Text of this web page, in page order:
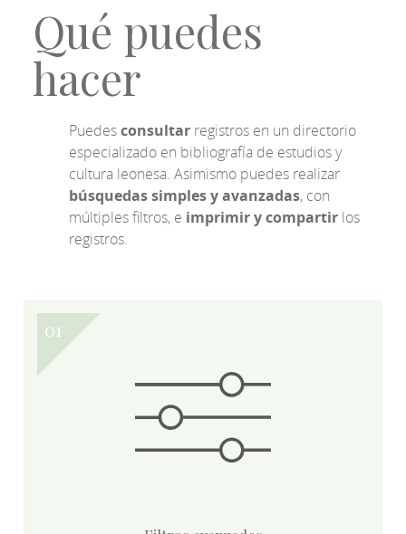
Qué puedes
hacer
Puedesconsultar registros en un directorio
especializado en bibliografía de estudios y
cultura leonesa. Asimismo puedes realizar
búsquedas simples y avanzadas, con
múltiples filtros, e imprimir y compartir los
registros.